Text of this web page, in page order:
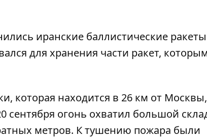
иранские баллистические
для хранения части ракет,
которая находится в 26 км от Москвы,
сентября огонь охватил большой
метров. К тушению пожара были